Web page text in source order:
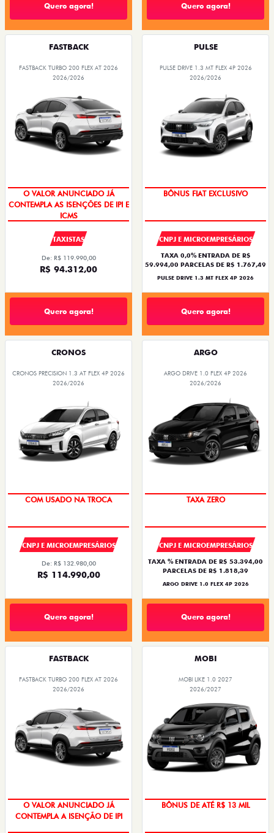
Quero agora! Quero agora!
FASTBACK
FASTBACK TURBO 200 FLEX AT 2026
2026/2026
O VALOR ANUNCIADO JÁ
CONTEMPLA AS ISENÇÕES DE IPI E
ICMS
TAXISTAS
De: R$ 119.990,00
R$ 94.312,00
Quero agora!
PULSE
PULSE DRIVE 1.3 MT FLEX 4P 2026
2026/2026
BÔNUS FIAT EXCLUSIVO
CNPJ E MICROEMPRESÁRIOS
TAXA 0,0% ENTRADA DE R$
59.994,00 PARCELAS DE R$ 1.767,49
PULSE DRIVE 1.3 MT FLEX 4P 2026
Quero agora!
CRONOS
CRONOS PRECISION 1.3 AT FLEX 4P 2026
2026/2026
COM USADO NA TROCA
CNPJ E MICROEMPRESÁRIOS
De: R$ 132.980,00
R$ 114.990,00
Quero agora!
ARGO
ARGO DRIVE 1.0 FLEX 4P 2026
2026/2026
TAXA ZERO
CNPJ E MICROEMPRESÁRIOS
TAXA % ENTRADA DE R$ 53.394,00
PARCELAS DE R$ 1.818,39
ARGO DRIVE 1.0 FLEX 4P 2026
Quero agora!
FASTBACK
FASTBACK TURBO 200 FLEX AT 2026
2026/2026
O VALOR ANUNCIADO JÁ
CONTEMPLA A ISENÇÃO DE IPI
MOBI
MOBI LIKE 1.0 2027
2026/2027
BÔNUS DE ATÉ R$ 13 MIL